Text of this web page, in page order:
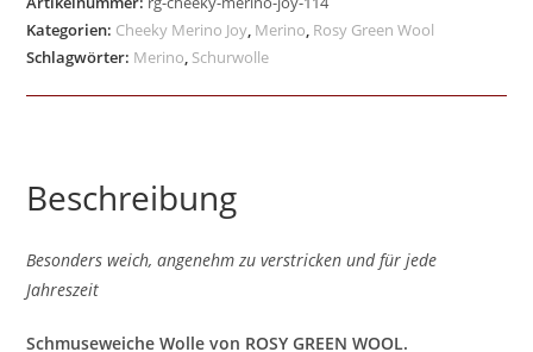
Kategorien: Cheeky Merino Joy, Merino, Rosy Green Wool
Schlagwörter: Merino, Schurwolle
Beschreibung
Besonders weich, angenehm zu verstricken und für jede
Jahreszeit
Schmuseweiche Wolle von ROSY GREEN WOOL.